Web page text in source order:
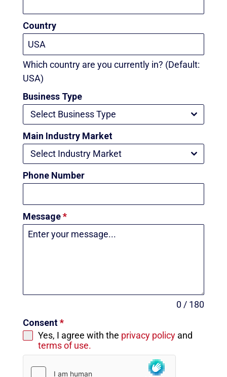
Country
Which country are you currently in? (Default:
USA)
Business Type
Select Business Type
Main Industry Market
Select Industry Market
Phone Number
Message*
0 / 180
Consent*
Yes, I agree with the privacy policy and
terms of use.